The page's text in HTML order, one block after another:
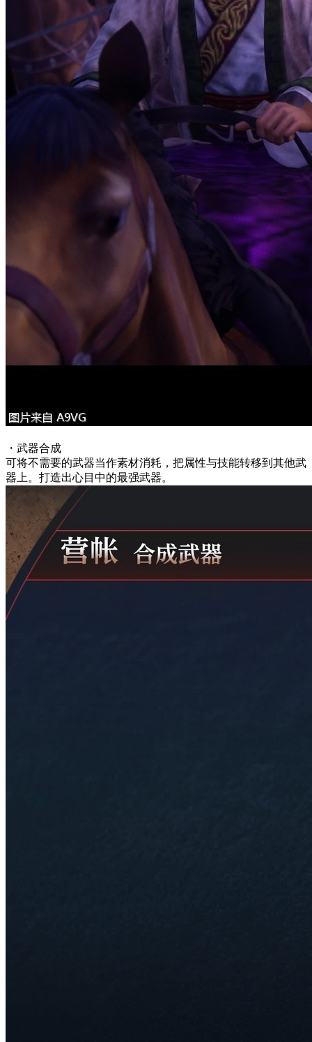
・武器合成
可将不需要的武器当作素材消耗，把属性与技能转移到其他武
器上。打造出心目中的最强武器。